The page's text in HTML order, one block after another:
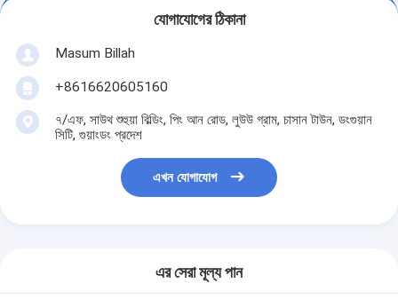
যোগাযোগের ঠিকানা
Masum Billah
+8616620605160
৭/এফ, সাউথ শুহুয়া বিল্ডিং, পিং আন রোড, লুউউ গ্রাম, চাসান টাউন, ডংগুয়ান
সিটি, গুয়াংডং প্রদেশ
এখন যোগাযোগ
এর সেরা মূল্য পান